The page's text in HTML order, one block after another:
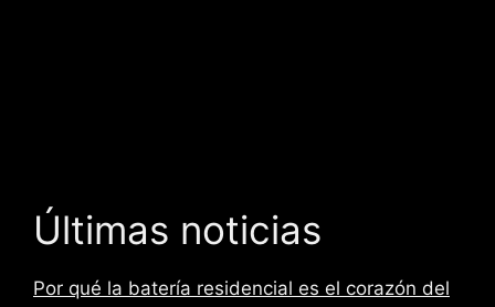
Últimas noticias
Por qué la batería residencial es el corazón del